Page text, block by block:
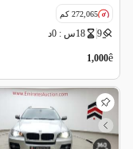
272,065 كم
9 18س : 0د
ê
1,000